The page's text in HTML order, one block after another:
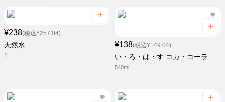
¥238(税込¥257.04)
天然水
1L
¥138(税込¥149.04)
い・ろ・は・す コカ・コーラ
540ml